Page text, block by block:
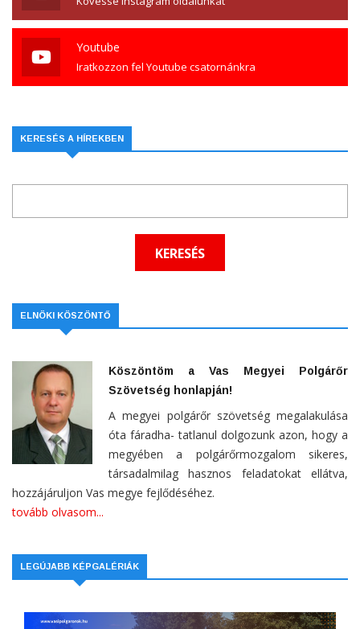
Youtube
Iratkozzon fel Youtube csatornánkra
KERESÉS A HÍREKBEN
ELNÖKI KÖSZÖNTŐ
Köszöntöm a Vas Megyei Polgárőr
Szövetség honlapján!
A megyei polgárőr szövetség megalakulása
óta fáradha- tatlanul dolgozunk azon, hogy a
megyében a polgárőrmozgalom sikeres,
társadalmilag hasznos feladatokat ellátva,
hozzájáruljon Vas megye fejlődéséhez.
tovább olvasom...
LEGÚJABB KÉPGALÉRIÁK